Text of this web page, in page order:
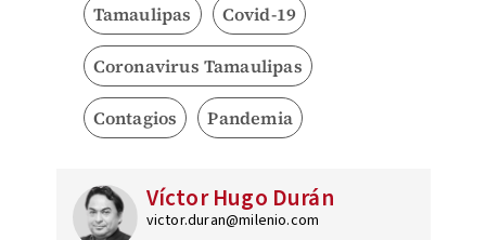
Tamaulipas Covid-19
Coronavirus Tamaulipas
Contagios Pandemia
Víctor Hugo Durán
victor.duran@milenio.com